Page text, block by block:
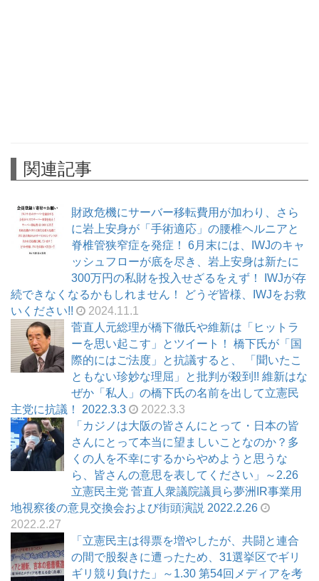
関連記事
財政危機にサーバー移転費用が加わり、さら
に岩上安身が「手術適応」の腰椎ヘルニアと
脊椎管狭窄症を発症！ 6月末には、IWJのキャ
ッシュフローが底を尽き、岩上安身は新たに
300万円の私財を投入せざるをえず！ IWJが存
続できなくなるかもしれません！ どうぞ皆様、IWJをお救
いください!!
2024.11.1
菅直人元総理が橋下徹氏や維新は「ヒットラ
ーを思い起こす」とツイート！ 橋下氏が「国
際的にはご法度」と抗議すると、 「聞いたこ
ともない珍妙な理屈」と批判が殺到!! 維新はな
ぜか「私人」の橋下氏の名前を出して立憲民
主党に抗議！ 2022.3.3
2022.3.3
「カジノは大阪の皆さんにとって・日本の皆
さんにとって本当に望ましいことなのか？多
くの人を不幸にするからやめようと思うな
ら、皆さんの意思を表してください」～2.26
立憲民主党 菅直人衆議院議員ら夢洲IR事業用
地視察後の意見交換会および街頭演説 2022.2.26
2022.2.27
「立憲民主は得票を増やしたが、共闘と連合
の間で股裂きに遭ったため、31選挙区でギリ
ギリ競り負けた」～1.30 第54回メディアを考